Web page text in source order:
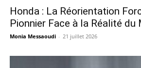
Honda : La Réorientation
Pionnier Face à la Réalité du
Monia Messaoudi - 21 juillet 2026